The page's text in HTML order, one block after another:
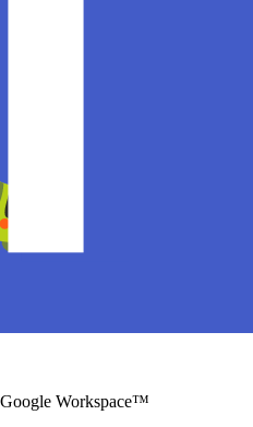
Google Workspace™